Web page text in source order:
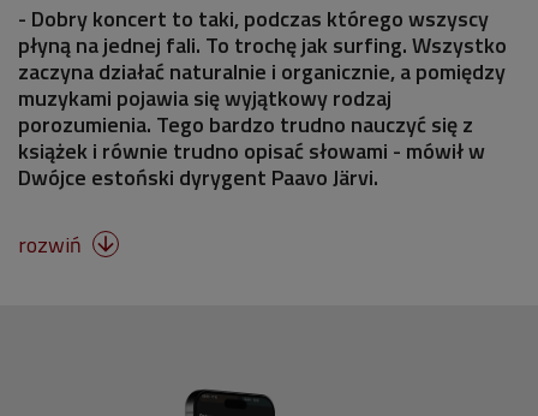
- Dobry koncert to taki, podczas którego wszyscy
płyną na jednej fali. To trochę jak surfing. Wszystko
zaczyna działać naturalnie i organicznie, a pomiędzy
muzykami pojawia się wyjątkowy rodzaj
porozumienia. Tego bardzo trudno nauczyć się z
książek i równie trudno opisać słowami - mówił w
Dwójce estoński dyrygent Paavo Järvi.
rozwiń 